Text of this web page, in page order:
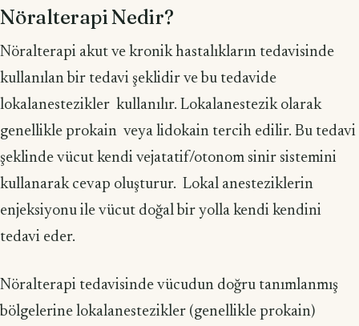
Nöralterapi Nedir?
Nöralterapi akut ve kronik hastalıkların tedavisinde
kullanılan bir tedavi şeklidir ve bu tedavide
lokalanestezikler kullanılır. Lokalanestezik olarak
genellikle prokain veya lidokain tercih edilir. Bu tedavi
şeklinde vücut kendi vejatatif/otonom sinir sistemini
kullanarak cevap oluşturur. Lokal anesteziklerin
enjeksiyonu ile vücut doğal bir yolla kendi kendini
tedavi eder.
Nöralterapi tedavisinde vücudun doğru tanımlanmış
bölgelerine lokalanestezikler (genellikle prokain)